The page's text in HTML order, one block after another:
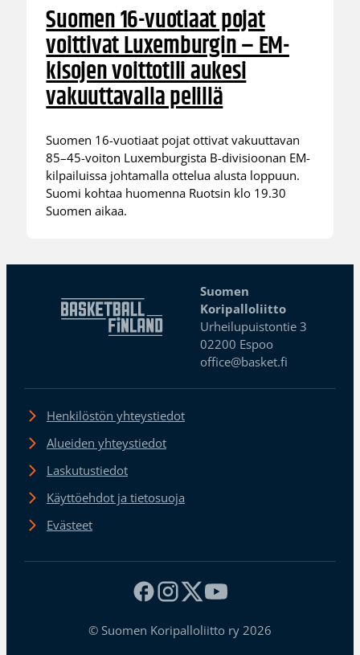
Suomen 16-vuotiaat pojat
voittivat Luxemburgin – EM-
kisojen voittotili aukesi
vakuuttavalla pelillä
Suomen 16-vuotiaat pojat ottivat vakuuttavan
85–45-voiton Luxemburgista B-divisioonan EM-
kilpailuissa johtamalla ottelua alusta loppuun.
Suomi kohtaa huomenna Ruotsin klo 19.30
Suomen aikaa.
Suomen
Koripalloliitto
Urheilupuistontie 3
02200 Espoo
office@basket.fi
Henkilöstön yhteystiedot
Alueiden yhteystiedot
Laskutustiedot
Käyttöehdot ja tietosuoja
Evästeet
© Suomen Koripalloliitto ry 2026